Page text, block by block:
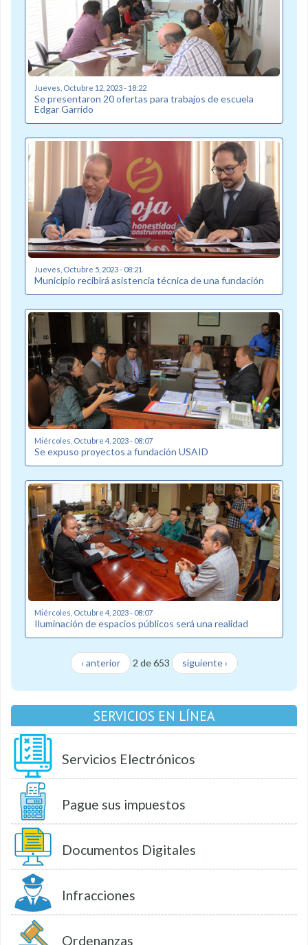
Jueves, Octubre 12, 2023 - 18:22
Se presentaron 20 ofertas para trabajos de escuela
Edgar Garrido
Jueves, Octubre 5, 2023 - 08:21
Municipio recibirá asistencia técnica de una fundación
Miércoles, Octubre 4, 2023 - 08:07
Se expuso proyectos a fundación USAID
Miércoles, Octubre 4, 2023 - 08:07
Iluminación de espacios públicos será una realidad
‹ anterior 2 de 653 siguiente ›
SERVICIOS EN LÍNEA
Servicios Electrónicos
Pague sus impuestos
Documentos Digitales
Infracciones
Ordenanzas